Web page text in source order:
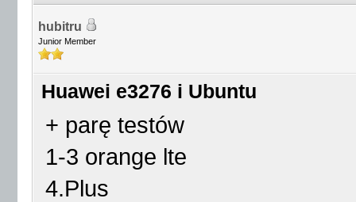
hubitru
Junior Member
Huawei e3276 i Ubuntu
+ parę testów
1-3 orange lte
4.Plus